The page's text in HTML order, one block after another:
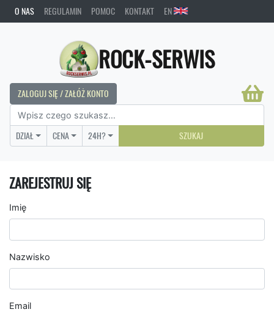
O NAS REGULAMIN POMOC KONTAKT EN
ROCK-SERWIS
ZALOGUJ SIĘ / ZAŁÓŻ KONTO
DZIAŁ CENA 24H? SZUKAJ
ZAREJESTRUJ SIĘ
Imię
Nazwisko
Email